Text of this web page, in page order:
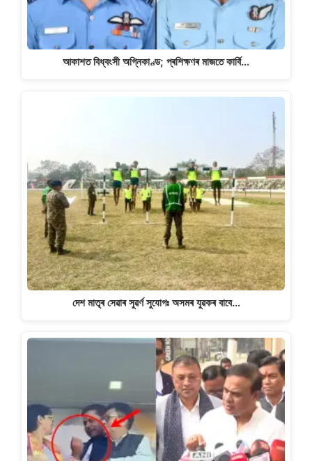
আকাশত বিধ্বংসী অগ্নিকাণ্ড; প্ৰশিক্ষণৰ মাজতে কাৰ্বি…
দেশ মাতৃৰ সেৱাৰ সুৱৰ্ণ সুযোগঃ অসমৰ যুৱকৰ বাবে…